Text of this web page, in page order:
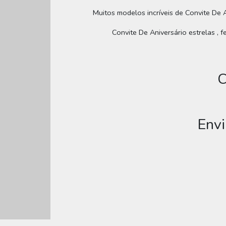
Muitos modelos incríveis de Convite
Convite De Aniversário estrelas ,